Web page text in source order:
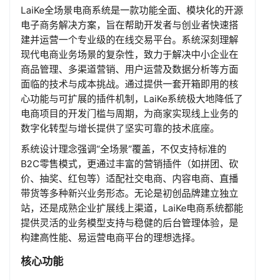
LaiKe全场景电商系统是一款功能全面、模块化的开源
电子商务解决方案，旨在帮助开发者与创业者快速搭
建并运营一个专业级的在线交易平台。系统深刻理解
现代电商业务场景的复杂性，致力于解决中小企业在
商品管理、多渠道营销、用户运营及数据分析等方面
面临的技术与成本挑战。通过提供一套开箱即用的核
心功能与可扩展的插件机制，LaiKe系统极大地降低了
电商项目的开发门槛与周期，为商家实现线上业务的
数字化转型与增长提供了坚实可靠的技术底座。
系统设计理念强调“全场景”覆盖，不仅支持标准的
B2C零售模式，更通过丰富的营销插件（如拼团、砍
价、抽奖、红包等）适配社交电商、内容电商、直播
带货等多种新兴业务形态。无论是初创品牌建立独立
站，还是成熟企业扩展线上渠道，LaiKe电商系统都能
提供灵活的业务模型支持与稳健的后台管理体验，是
构建高性能、易运营电商平台的理想选择。
核心功能